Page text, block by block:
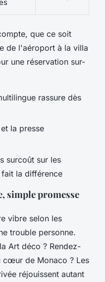
que ce soit
de l'aéroport à la villa
une réservation sur-
rassure dès
la presse
surcoût sur les
la différence
simple promesse
vibre selon les
trouble personne.
Art déco ? Rendez-
cœur de Monaco ? Les
réjouissent autant